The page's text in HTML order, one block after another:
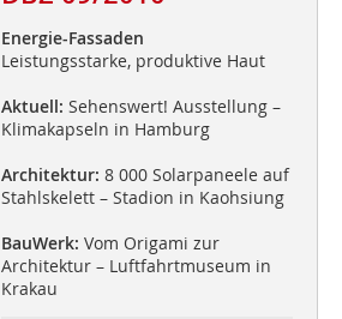
Energie-Fassaden
Leistungsstarke, produktive Haut
Aktuell: Sehenswert! Ausstellung –
Klimakapseln in Hamburg
Architektur: 8 000 Solarpaneele auf
Stahlskelett – Stadion in Kaohsiung
BauWerk: Vom Origami zur
Architektur – Luftfahrtmuseum in
Krakau